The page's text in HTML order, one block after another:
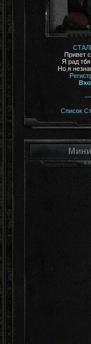
Привет
Я рад
Но я
---
Список